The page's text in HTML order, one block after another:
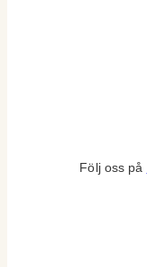
Följ oss på